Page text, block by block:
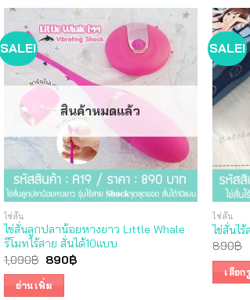
SALE!
สินค้าหมดแล้ว
ไข่สั่น
ไข่สั่นลูกปลาน้อยหางยาว Little Whale
รีโมทไร้สาย สั่นได้10แบบ
1,090฿ Original
was:
1,090฿.
890฿Current
อ่านเพิ่ม
SALE!
ไข่สั่น
ไข่สั่นไ
890฿
เลือ